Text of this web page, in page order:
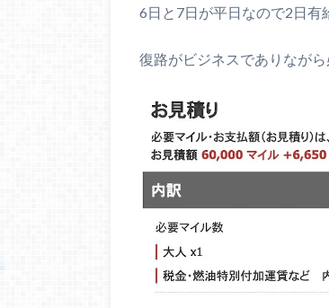
6日と7日が平日なので2日有
復路がビジネスでありなが